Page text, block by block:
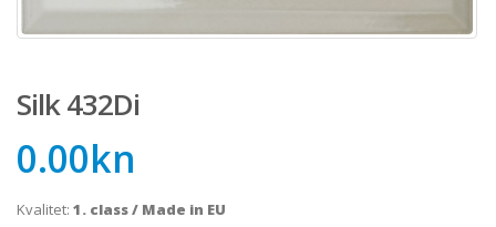
Silk 432Di
0.00kn
Kvalitet: 1. class / Made in EU